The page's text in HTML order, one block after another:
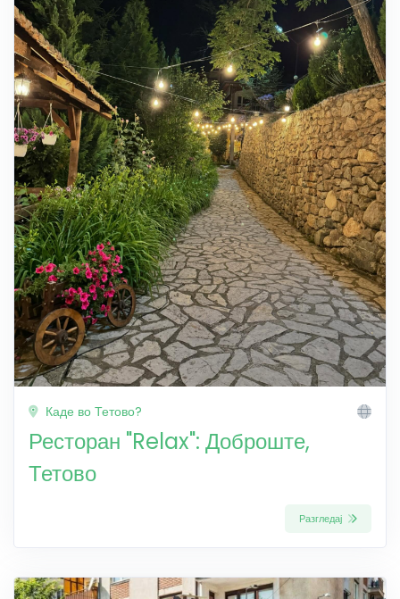
Каде во Тетово?
Ресторан "Relax": Доброште,
Тетово
Разгледај